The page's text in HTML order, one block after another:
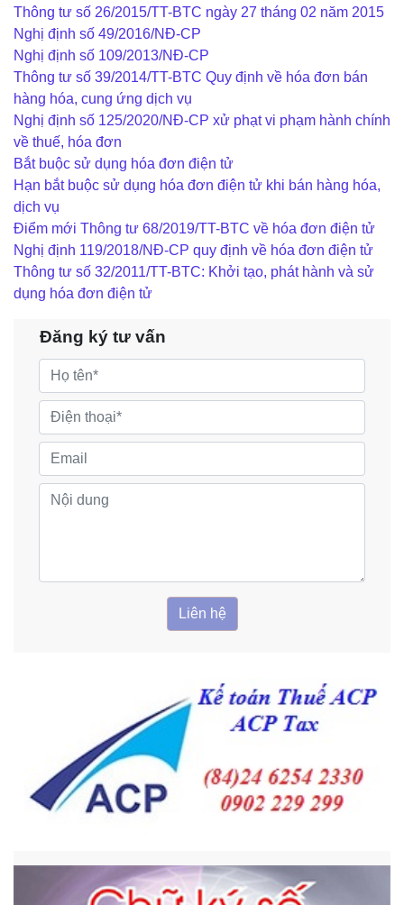
Thông tư số 26/2015/TT-BTC ngày 27 tháng 02 năm 2015
Nghị định số 49/2016/NĐ-CP
Nghị định số 109/2013/NĐ-CP
Thông tư số 39/2014/TT-BTC Quy định về hóa đơn bán
hàng hóa, cung ứng dịch vụ
Nghị định số 125/2020/NĐ-CP xử phạt vi phạm hành chính
về thuế, hóa đơn
Bắt buộc sử dụng hóa đơn điện tử
Hạn bắt buộc sử dụng hóa đơn điện tử khi bán hàng hóa,
dịch vụ
Điểm mới Thông tư 68/2019/TT-BTC về hóa đơn điện tử
Nghị định 119/2018/NĐ-CP quy định về hóa đơn điện tử
Thông tư số 32/2011/TT-BTC: Khởi tạo, phát hành và sử
dụng hóa đơn điện tử
Đăng ký tư vấn
Liên hệ